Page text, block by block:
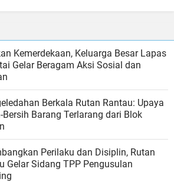
Kemerdekaan, Keluarga Besar Lapas
Gelar Beragam Aksi Sosial dan
Berkala Rutan Rantau: Upaya
Bersih Barang Terlarang dari Blok
Perilaku dan Disiplin, Rutan
Gelar Sidang TPP Pengusulan